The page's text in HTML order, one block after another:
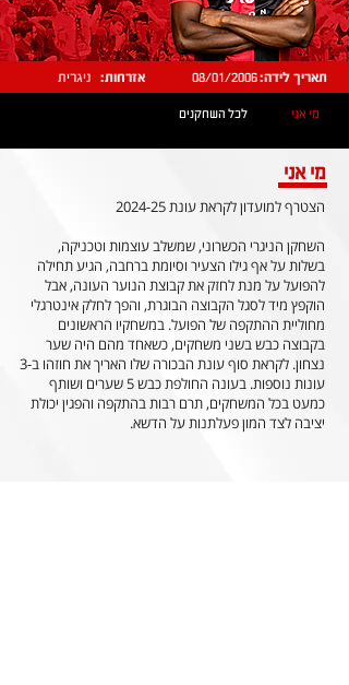
ניגרית אזרחות: תאריך לידה:08/01/2006
מי אני לכל השחקנים
מי אני
הצטרף למועדון לקראת עונת 2024-25
השחקן הניגרי הכשרוני, שמשלב עוצמות וטכניקה,
בשלות על אף גילו הצעיר וסיומת ברחבה, הגיע תחילה
להפועל על מנת לחזק את קבוצת הנוער העונה, אבל
הוקפץ מיד לסגל הקבוצה הבוגרת, והפך לחלק אינטרגלי
מחוליית ההתקפה של הפועל. במשחקיו הראשונים
בקבוצה כבש בשני משחקים, כשאחד מהם היה שער
נצחון. לקראת סוף עונת הבכורה שלו האריך את חוזהו ב-3
עונות נוספות. בעונה החולפת כבש 5 שערים ושותף
כמעט בכל המשחקים, תרם רבות בהתקפה והפגין יכולת
יציבה לצד המון פעלתנות על הדשא.